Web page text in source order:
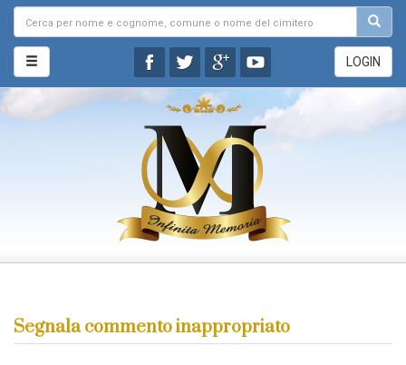
LOGIN
Segnala commento inappropriato